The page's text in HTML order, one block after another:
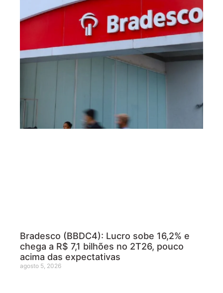
Bradesco (BBDC4): Lucro sobe 16,2% e
chega a R$ 7,1 bilhões no 2T26, pouco
acima das expectativas
agosto 5, 2026